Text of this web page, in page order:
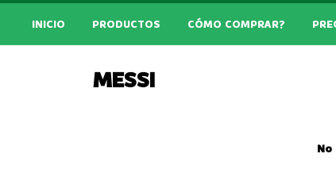
INICIO PRODUCTOS CÓMO COMPRAR?
MESSI